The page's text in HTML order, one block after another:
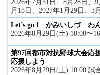
2026年7月31日、8月28日、
月18日、2027年1月29日、
Let’s go ! かみいしづ わ
2026年8月29日(土) 10:00〜
第97回都市対抗野球大会
応援しよう
2026年8月29日(土) 10:00 試